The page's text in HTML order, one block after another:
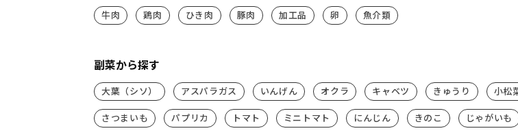
牛肉 鶏肉 ひき肉 豚肉 加工品 卵 魚介類
副菜から探す
大葉（シソ） アスパラガス いんげん オクラ キャベツ きゅうり 小松
さつまいも パプリカ トマト ミニトマト にんじん きのこ じゃがいも